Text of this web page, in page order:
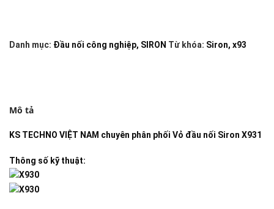
Danh mục: Đầu nối công nghiệp, SIRON Từ khóa: Siron, x93
Mô tả
KS TECHNO VIỆT NAM chuyên phân phối Vỏ đầu nối Siron X931
Thông số kỹ thuật: